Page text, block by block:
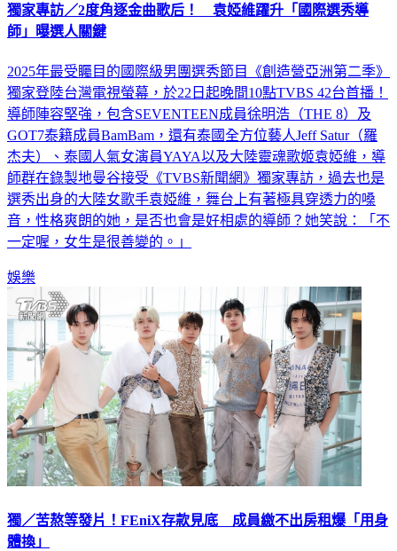
獨家專訪／2度角逐金曲歌后！ 袁婭維躍升「國際選秀導
師」曝選人關鍵
2025年最受矚目的國際級男團選秀節目《創造營亞洲第二季》
獨家登陸台灣電視螢幕，於22日起晚間10點TVBS 42台首播！
導師陣容堅強，包含SEVENTEEN成員徐明浩（THE 8）及
GOT7泰籍成員BamBam，還有泰國全方位藝人Jeff Satur（羅
杰夫）、泰國人氣女演員YAYA以及大陸靈魂歌姬袁婭維，導
師群在錄製地曼谷接受《TVBS新聞網》獨家專訪，過去也是
選秀出身的大陸女歌手袁婭維，舞台上有著極具穿透力的嗓
音，性格爽朗的她，是否也會是好相處的導師？她笑說：「不
一定喔，女生是很善變的。」
娛樂
獨／苦熬等發片！FEniX存款見底 成員繳不出房租爆「用身
體換」